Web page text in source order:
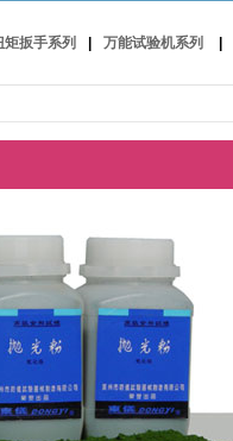
矩扳手系列 万能试验机系列